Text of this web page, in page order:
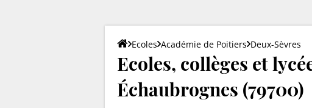
Ecoles Académie de Poitiers Deux-Sèvres
Ecoles, collèges et
Échaubrognes (79700)